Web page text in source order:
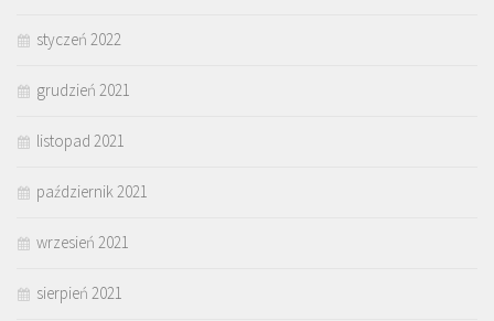
styczeń 2022
grudzień 2021
listopad 2021
październik 2021
wrzesień 2021
sierpień 2021